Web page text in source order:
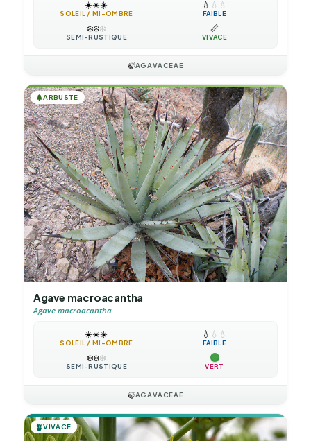
☀️☀️☀️
SOLEIL / MI-OMBRE
💧 💧 💧
FAIBLE
❄️❄️❄️
SEMI-RUSTIQUE
📏
VIVACE
🍃AGAVACEAE
🌲ARBUSTE
Agave macroacantha
Agave macroacantha
☀️☀️☀️
SOLEIL / MI-OMBRE
💧 💧 💧
FAIBLE
❄️❄️❄️
SEMI-RUSTIQUE VERT
🍃AGAVACEAE
🪴VIVACE